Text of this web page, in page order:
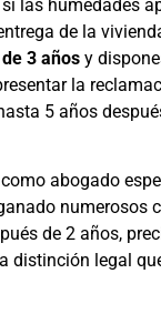
las humedades
de la
3 años y
la
5 años
abogado
numerosos
de 2 años,
distinción legal